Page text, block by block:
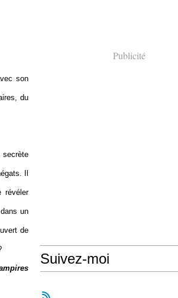
son
du
secrète
Il
révéler
un
de
Publicité
Suivez-moi